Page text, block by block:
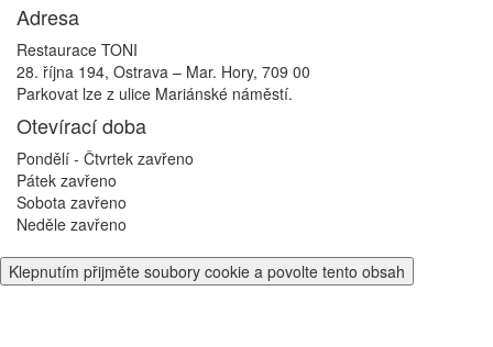
Adresa
Restaurace TONI
28. října 194, Ostrava – Mar. Hory, 709 00
Parkovat lze z ulice Mariánské náměstí.
Otevírací doba
Pondělí - Čtvrtek zavřeno
Pátek zavřeno
Sobota zavřeno
Neděle zavřeno
Klepnutím přijměte soubory cookie a povolte tento obsah